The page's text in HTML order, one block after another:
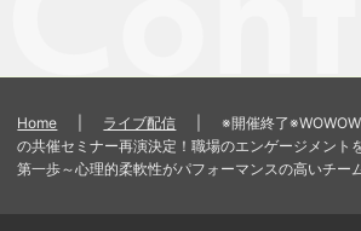
Home ライブ配信
※開催終了
の共催セミナー再演決定！職場のエンゲージメント
第一歩～心理的柔軟性がパフォーマンスの高いチー